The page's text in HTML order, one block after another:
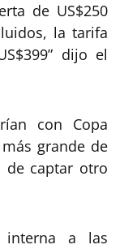
de US$250
la tarifa
dijo el
con Copa
grande de
de captar otro
interna a las